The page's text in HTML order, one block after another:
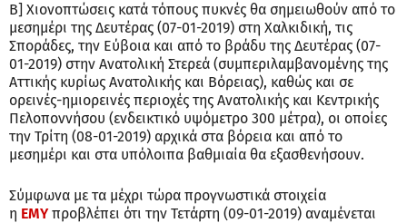
Β] Χιονοπτώσεις κατά τόπους πυκνές θα σημειωθούν από το
μεσημέρι της Δευτέρας (07-01-2019) στη Χαλκιδική, τις
Σποράδες, την Εύβοια και από το βράδυ της Δευτέρας (07-
01-2019) στην Ανατολική Στερεά (συμπεριλαμβανομένης της
Αττικής κυρίως Ανατολικής και Βόρειας), καθώς και σε
ορεινές-ημιορεινές περιοχές της Ανατολικής και Κεντρικής
Πελοποννήσου (ενδεικτικό υψόμετρο 300 μέτρα), οι οποίες
την Τρίτη (08-01-2019) αρχικά στα βόρεια και από το
μεσημέρι και στα υπόλοιπα βαθμιαία θα εξασθενήσουν.
Σύμφωνα με τα μέχρι τώρα προγνωστικά στοιχεία
η ΕΜΥπροβλέπει ότι την Τετάρτη (09-01-2019) αναμένεται